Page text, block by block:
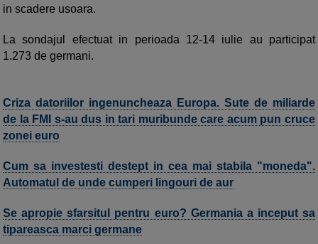
in scadere usoara.
La sondajul efectuat in perioada 12-14 iulie au participat
1.273 de germani.
Criza datoriilor ingenuncheaza Europa. Sute de miliarde
de la FMI s-au dus in tari muribunde care acum pun cruce
zonei euro
Cum sa investesti destept in cea mai stabila "moneda".
Automatul de unde cumperi lingouri de aur
Se apropie sfarsitul pentru euro? Germania a inceput sa
tipareasca marci germane